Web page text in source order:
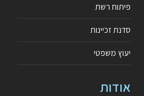
פיתוח רשת
סדנת זכיינות
יעוץ משפטי
אודות